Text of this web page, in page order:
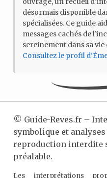
désormais disponible
spécialisées. Ce guide
messages cachés de
sereinement dans sa
Consultez le profil
© Guide-Reves.fr –
symbolique et
reproduction interdite
préalable.
Les interprétations